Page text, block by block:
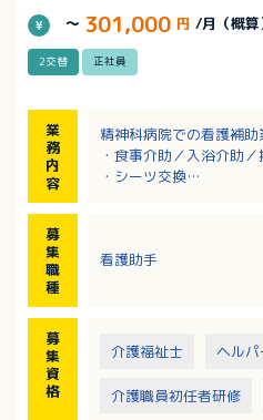
～ 301,000 円 /月（概算
2交替 正社員
業
務
内
容
精神科病院での看護補助
・食事介助／入浴介助
・シーツ交換
募
集
職
種
看護助手
募
集
資
格
介護福祉士 ヘル
介護職員初任者研修